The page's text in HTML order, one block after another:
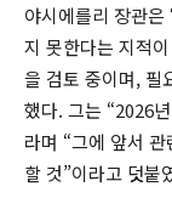
야시에를리 장관
지 못한다는 지적
을 검토 중이며, 필
했다. 그는 “2026
라며 “그에 앞서
할 것”이라고 덧붙